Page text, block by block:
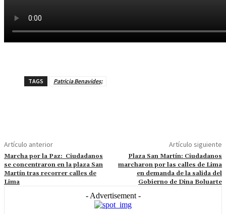
TAGS Patricia Benavides;
Artículo anterior
Marcha por la Paz: Ciudadanos
se concentraron en la plaza San
Martín tras recorrer calles de
Lima
Artículo siguiente
Plaza San Martín: Ciudadanos
marcharon por las calles de Lima
en demanda de la salida del
Gobierno de Dina Boluarte
- Advertisement -